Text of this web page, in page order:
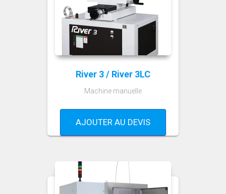
River 3 / River 3LC
Machine manuelle
AJOUTER AU DEVIS